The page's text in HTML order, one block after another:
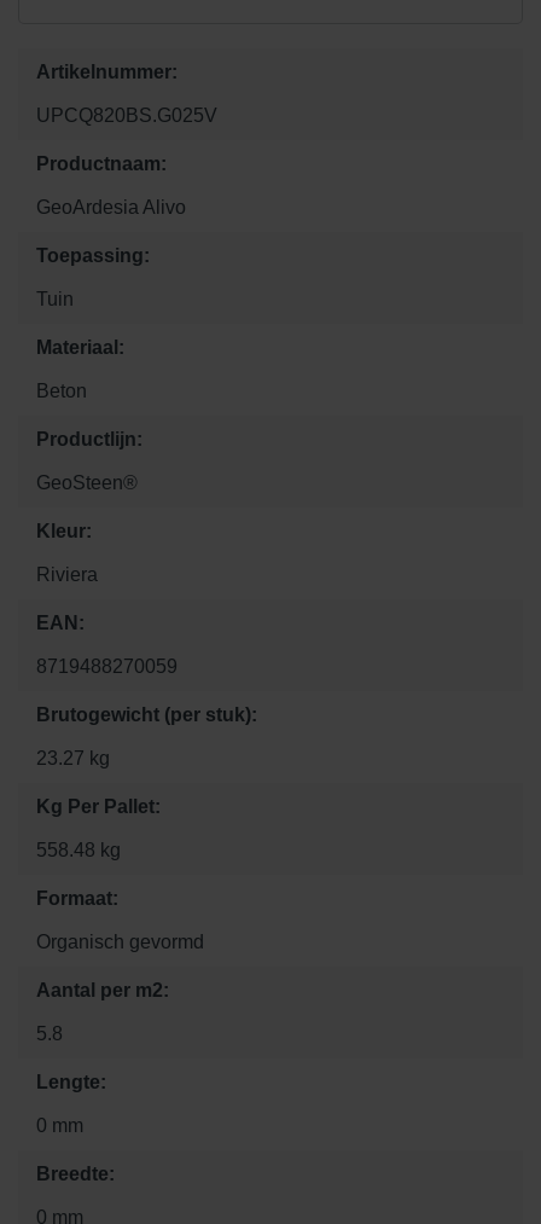
Artikelnummer:
UPCQ820BS.G025V
Productnaam:
GeoArdesia Alivo
Toepassing:
Tuin
Materiaal:
Beton
Productlijn:
GeoSteen®
Kleur:
Riviera
EAN:
8719488270059
Brutogewicht (per stuk):
23.27 kg
Kg Per Pallet:
558.48 kg
Formaat:
Organisch gevormd
Aantal per m2:
5.8
Lengte:
0 mm
Breedte:
0 mm